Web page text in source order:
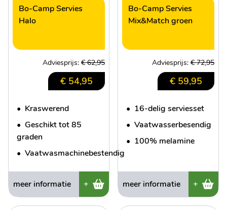
Bo-Camp Servies
Halo
Adviesprijs: € 62,95
€ 54,95
• Kraswerend
• Geschikt tot 85
graden
• Vaatwasmachinebestendig
meer informatie +
Bo-Camp Servies
Mix&Match groen
Adviesprijs: € 72,95
€ 59,95
• 16-delig serviesset
• Vaatwasserbesendig
• 100% melamine
meer informatie +